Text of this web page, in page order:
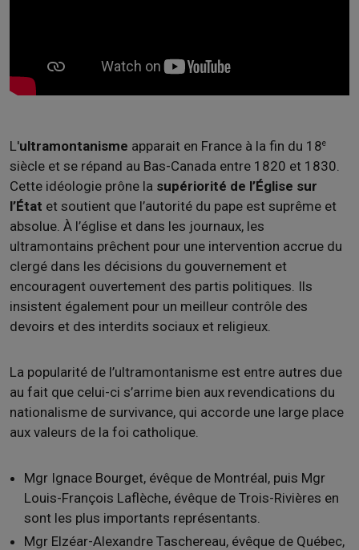
L'ultramontanisme apparait en France à la fin du 18e
siècle et se répand au Bas-Canada entre 1820 et 1830.
Cette idéologie prône la supériorité de l’Église sur
l’État et soutient que l’autorité du pape est suprême et
absolue. À l’église et dans les journaux, les
ultramontains prêchent pour une intervention accrue du
clergé dans les décisions du gouvernement et
encouragent ouvertement des partis politiques. Ils
insistent également pour un meilleur contrôle des
devoirs et des interdits sociaux et religieux.
La popularité de l’ultramontanisme est entre autres due
au fait que celui-ci s’arrime bien aux revendications du
nationalisme de survivance, qui accorde une large place
aux valeurs de la foi catholique.
Mgr Ignace Bourget, évêque de Montréal, puis Mgr
Louis-François Laflèche, évêque de Trois-Rivières en
sont les plus importants représentants.
Mgr Elzéar-Alexandre Taschereau, évêque de Québec,